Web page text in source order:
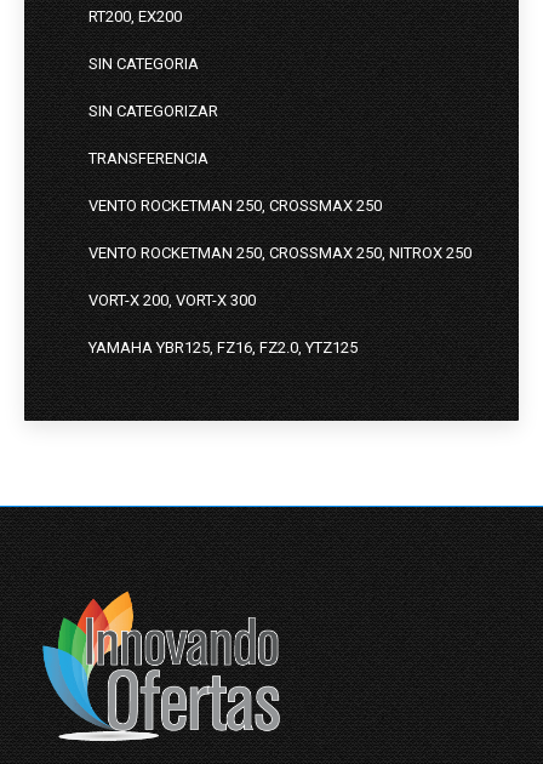
RT200, EX200
SIN CATEGORIA
SIN CATEGORIZAR
TRANSFERENCIA
VENTO ROCKETMAN 250, CROSSMAX 250
VENTO ROCKETMAN 250, CROSSMAX 250, NITROX 250
VORT-X 200, VORT-X 300
YAMAHA YBR125, FZ16, FZ2.0, YTZ125